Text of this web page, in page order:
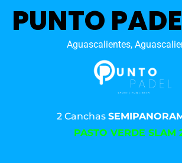
PUNTO
Aguascalientes,
2 Canchas
PASTO VERDE SLAM